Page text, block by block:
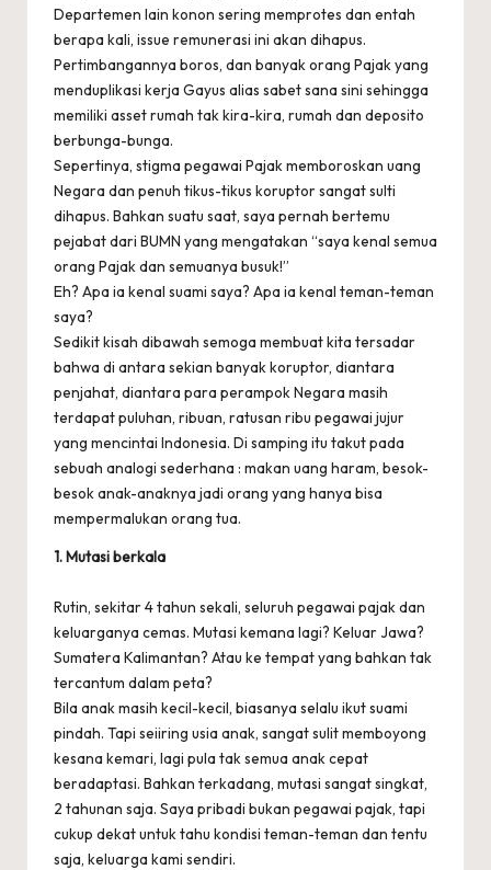
Departemen lain konon sering memprotes dan entah
berapa kali, issue remunerasi ini akan dihapus.
Pertimbangannya boros, dan banyak orang Pajak yang
menduplikasi kerja Gayus alias sabet sana sini sehingga
memiliki asset rumah tak kira-kira, rumah dan deposito
berbunga-bunga.
Sepertinya, stigma pegawai Pajak memboroskan uang
Negara dan penuh tikus-tikus koruptor sangat sulti
dihapus. Bahkan suatu saat, saya pernah bertemu
pejabat dari BUMN yang mengatakan “saya kenal semua
orang Pajak dan semuanya busuk!”
Eh? Apa ia kenal suami saya? Apa ia kenal teman-teman
saya?
Sedikit kisah dibawah semoga membuat kita tersadar
bahwa di antara sekian banyak koruptor, diantara
penjahat, diantara para perampok Negara masih
terdapat puluhan, ribuan, ratusan ribu pegawai jujur
yang mencintai Indonesia. Di samping itu takut pada
sebuah analogi sederhana : makan uang haram, besok-
besok anak-anaknya jadi orang yang hanya bisa
mempermalukan orang tua.
1. Mutasi berkala
Rutin, sekitar 4 tahun sekali, seluruh pegawai pajak dan
keluarganya cemas. Mutasi kemana lagi? Keluar Jawa?
Sumatera Kalimantan? Atau ke tempat yang bahkan tak
tercantum dalam peta?
Bila anak masih kecil-kecil, biasanya selalu ikut suami
pindah. Tapi seiiring usia anak, sangat sulit memboyong
kesana kemari, lagi pula tak semua anak cepat
beradaptasi. Bahkan terkadang, mutasi sangat singkat,
2 tahunan saja. Saya pribadi bukan pegawai pajak, tapi
cukup dekat untuk tahu kondisi teman-teman dan tentu
saja, keluarga kami sendiri.